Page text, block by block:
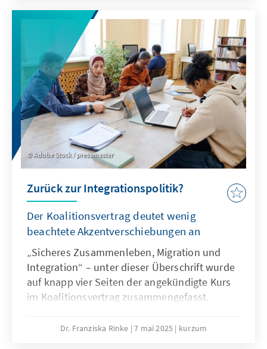
Adobe Stock / pressmaster
Zurück zur Integrationspolitik?
Der Koalitionsvertrag deutet wenig
beachtete Akzentverschiebungen an
„Sicheres Zusammenleben, Migration und
Integration“ – unter dieser Überschrift wurde
auf knapp vier Seiten der angekündigte Kurs
im Koalitionsvertrag zusammengefasst.
Dingen auf der so genannten
Dr. Franziska Rinke 7 mai 2025 kurzum